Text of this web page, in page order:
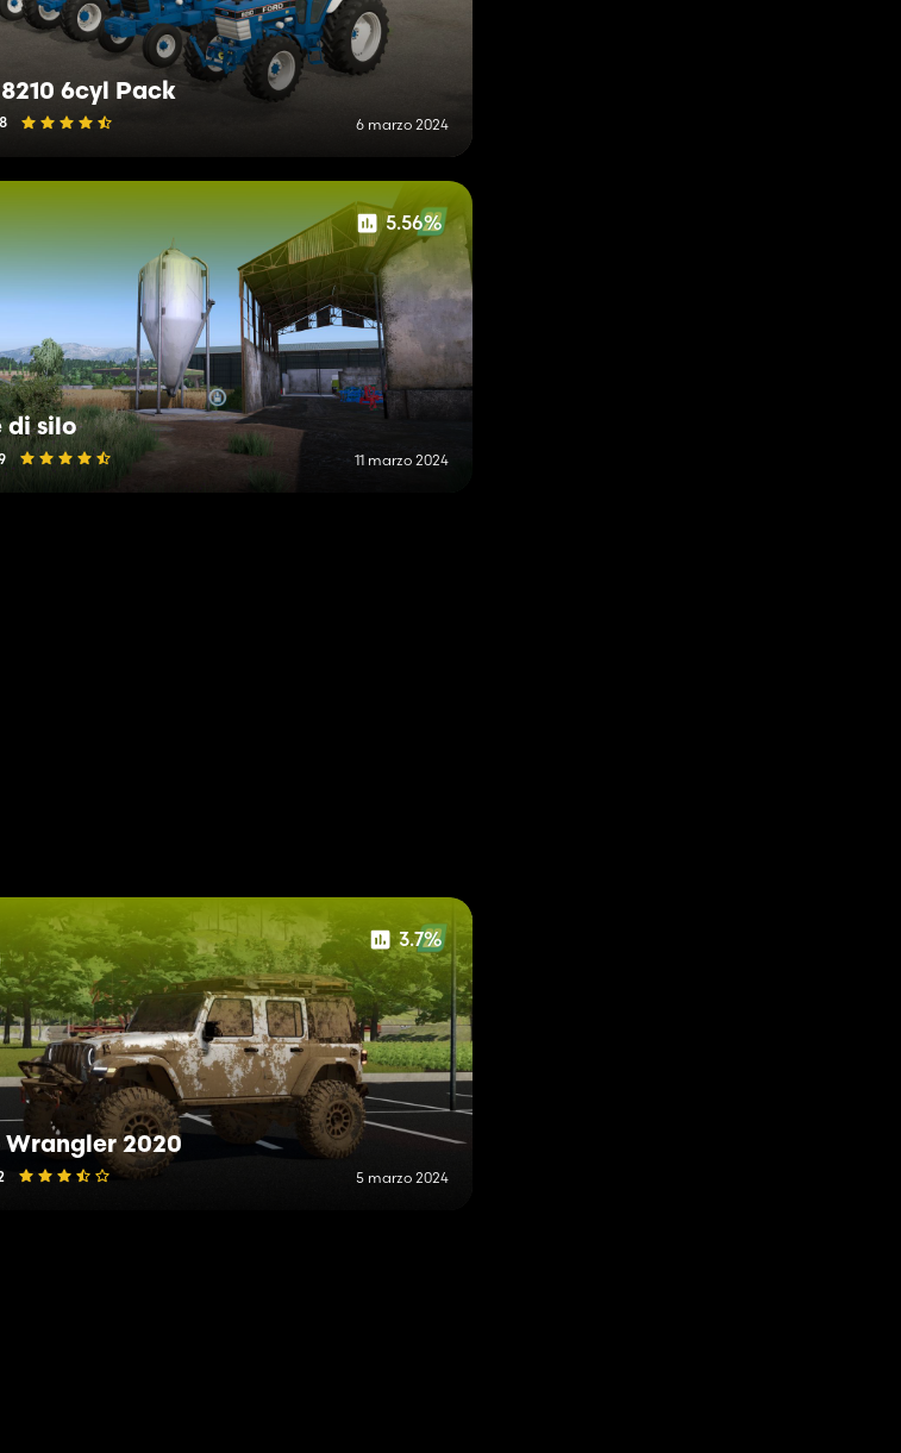
6cyl Pack
6 marzo 2024
5.56%
di silo
11 marzo 2024
3.7%
Wrangler 2020
5 marzo 2024